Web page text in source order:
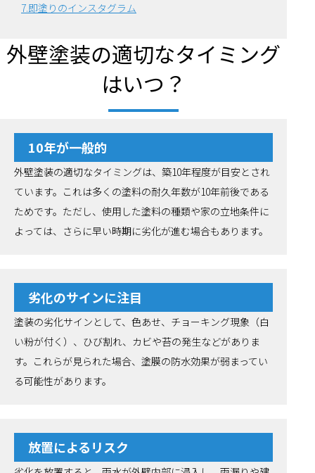
7.即塗りのインスタグラム
外壁塗装の適切なタイミング
はいつ？
10年が一般的
外壁塗装の適切なタイミングは、築10年程度が目安とされ
ています。これは多くの塗料の耐久年数が10年前後である
ためです。ただし、使用した塗料の種類や家の立地条件に
よっては、さらに早い時期に劣化が進む場合もあります。
劣化のサインに注目
塗装の劣化サインとして、色あせ、チョーキング現象（白
い粉が付く）、ひび割れ、カビや苔の発生などがありま
す。これらが見られた場合、塗膜の防水効果が弱まってい
る可能性があります。
放置によるリスク